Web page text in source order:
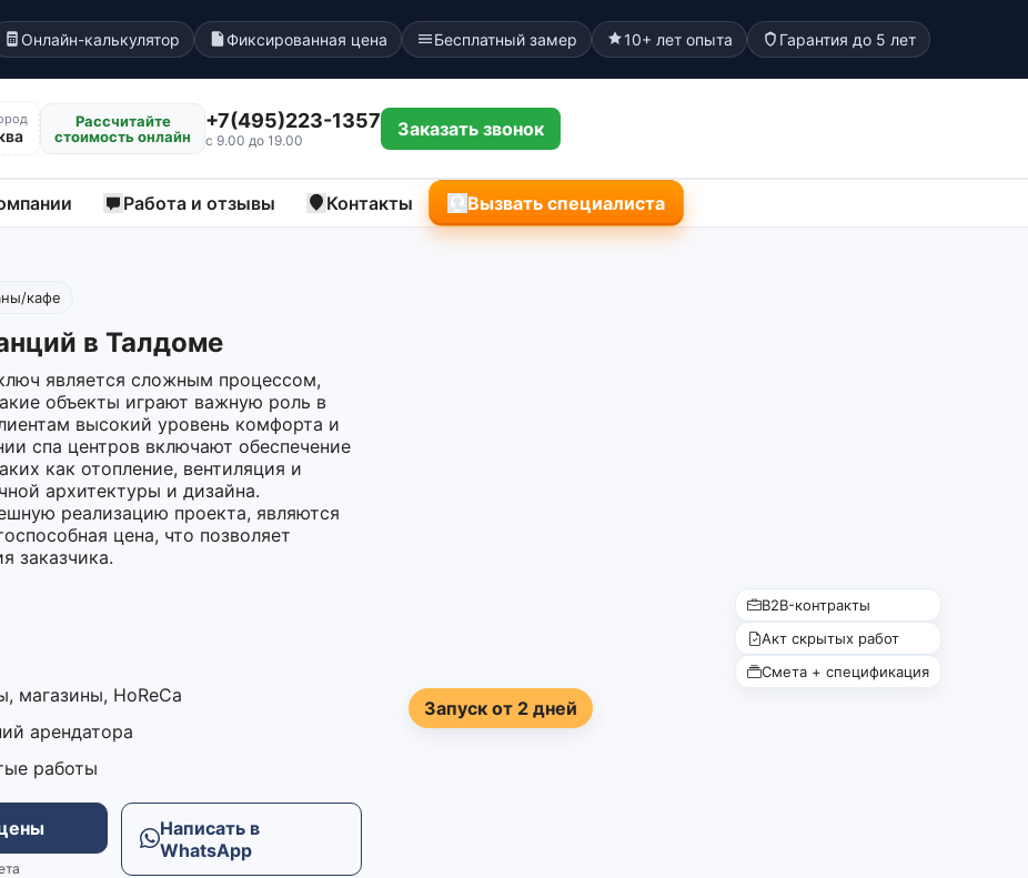
Онлайн-калькулятор Фиксированная цена Бесплатный замер 10+ лет опыта Гарантия до 5 лет
Рассчитайте
стоимость онлайн
+7(495)223-1357
с 9.00 до 19.00
Заказать звонок
Работа и отзывы Контакты Вызвать специалиста
кафе
в Талдоме
является сложным процессом,
объекты играют важную роль в
высокий уровень комфорта и
спа центров включают обеспечение
как отопление, вентиляция и
архитектуры и дизайна.
реализацию проекта, являются
цена, что позволяет
заказчика.
магазины, HoReCa
арендатора
работы
Написать в
WhatsApp
Запуск от 2 дней
B2B-контракты
Акт скрытых работ
Смета + спецификация